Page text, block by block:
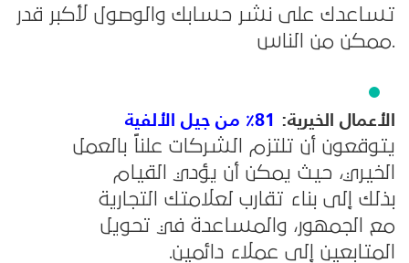
تساعدك على نشر حسابك والوصول لأكبر قدر
ممكن من الناس.
الأعمال الخيرية: 81٪ من جيل الألفية
يتوقعون أن تلتزم الشركات علناً بالعمل
الخيري، حيث يمكن أن يؤدي القيام
بذلك إلى بناء تقارب لعلامتك التجارية
مع الجمهور، والمساعدة في تحويل
المتابعين إلى عملاء دائمين.